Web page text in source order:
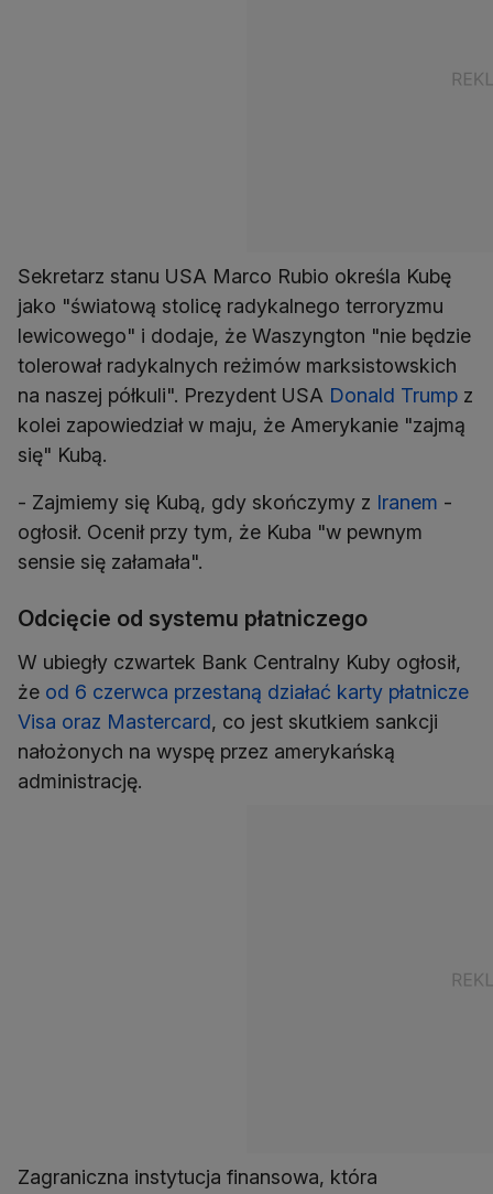
Sekretarz stanu USA Marco Rubio określa Kubę
jako "światową stolicę radykalnego terroryzmu
lewicowego" i dodaje, że Waszyngton "nie będzie
tolerował radykalnych reżimów marksistowskich
na naszej półkuli". Prezydent USA Donald Trump z
kolei zapowiedział w maju, że Amerykanie "zajmą
się" Kubą.
- Zajmiemy się Kubą, gdy skończymy z Iranem -
ogłosił. Ocenił przy tym, że Kuba "w pewnym
sensie się załamała".
Odcięcie od systemu płatniczego
W ubiegły czwartek Bank Centralny Kuby ogłosił,
że od 6 czerwca przestaną działać karty płatnicze
Visa oraz Mastercard, co jest skutkiem sankcji
nałożonych na wyspę przez amerykańską
administrację.
Zagraniczna instytucja finansowa, która